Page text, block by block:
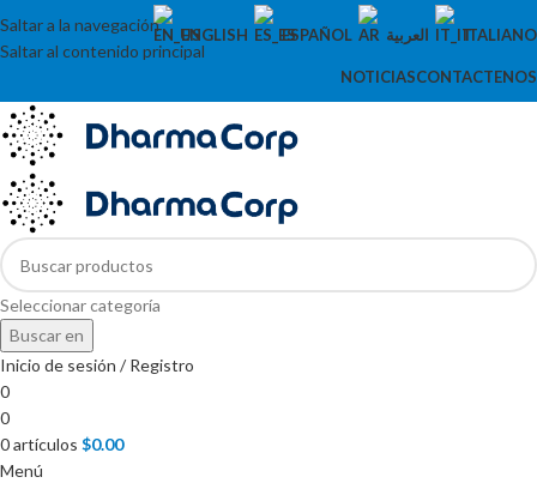
Saltar a la navegación
Saltar al contenido principal
ENGLISH ESPAÑOL العربية ITALIANO
NOTICIASCONTACTENOS
Seleccionar categoría
Buscar en
Inicio de sesión / Registro
0
0
0artículos $0.00
Menú